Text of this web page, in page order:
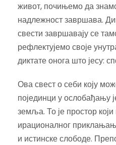
живот, почињемо да
надлежност завршава.
свести завршавају се
рефлектујемо своје
диктате онога што јесу:
Ова свест о себи коју
појединци у ослобађању
земља. То је простор
ирационалног
и истинске слободе.